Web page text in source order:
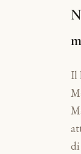
Il
di